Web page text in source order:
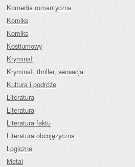
Komedia romantyczna
Komiks
Komiks
Kostiumowy
Kryminał
Kryminał, thriller, sensacja
Kultura i podróże
Literatura
Literatura
Literatura faktu
Literatura obcojęzyczna
Logiczne
Metal